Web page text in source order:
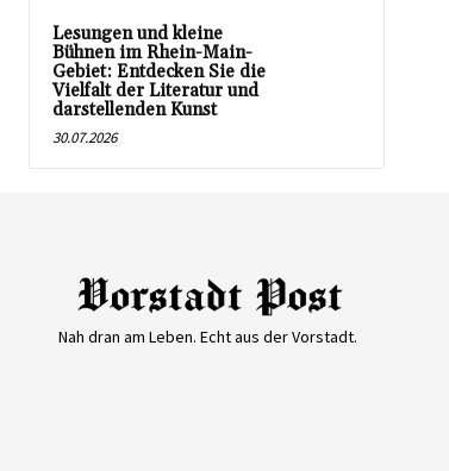
Lesungen und kleine
Bühnen im Rhein-Main-
Gebiet: Entdecken Sie die
Vielfalt der Literatur und
darstellenden Kunst
30.07.2026
Nah dran am Leben. Echt aus der Vorstadt.